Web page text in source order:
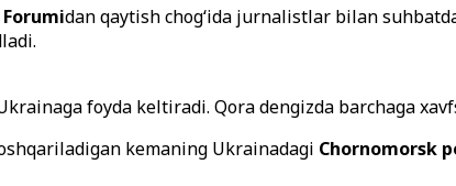
dan qaytish chog‘ida jurnalistlar bilan
foyda keltiradi. Qora dengizda barchaga
kemaning Ukrainadagi Chornomorsk